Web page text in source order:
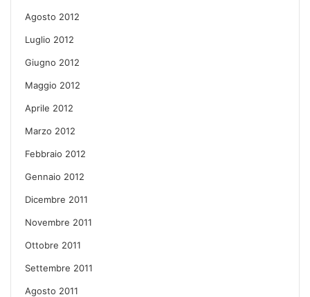
Agosto 2012
Luglio 2012
Giugno 2012
Maggio 2012
Aprile 2012
Marzo 2012
Febbraio 2012
Gennaio 2012
Dicembre 2011
Novembre 2011
Ottobre 2011
Settembre 2011
Agosto 2011